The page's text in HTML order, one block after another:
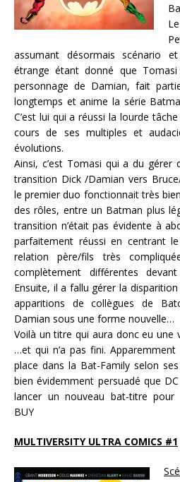
assumant désormais scénario
étrange étant donné que
personnage de Damian, fait
longtemps et anime la série
C’est lui qui a réussi la lourde
cours de ses multiples et
évolutions.
Ainsi, c’est Tomasi qui a du
transition Dick /Damian vers
le premier duo fonctionnait très
des rôles, entre un Batman plus
transition n’était pas évidente à
parfaitement réussi en centrant
relation père/fils très
complètement différentes
Ensuite, il a fallu gérer la
apparitions de collègues de
Damian sous une forme nouvelle…
Voilà un titre qui aura donc eu une
…et qui n’a pas fini.
place dans la Bat-Family selon
bien évidemment persuadé que
lancer un nouveau bat-titre pour
BUY
MULTIVERSITY ULTRA COMICS #1